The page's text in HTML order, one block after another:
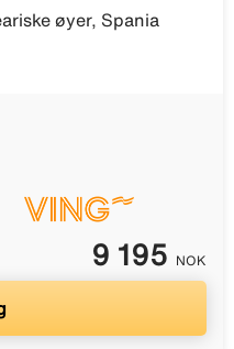
øyer, Spania
9 195 NOK